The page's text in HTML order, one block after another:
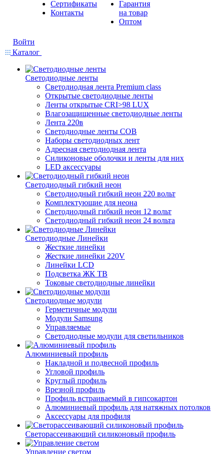
Сертификаты
Контакты
Гарантия
на товар
Оптом
Войти
Каталог
Светодиодные ленты
Светодиодная лента Premium class
Открытые светодиодные ленты
Ленты открытые CRI>98 LUX
Влагозащищенные светодиодные ленты
Лента 220в
Светодиодные ленты COB
Наборы светодиодных лент
Адресная светодиодная лента
Силиконовые оболочки и ленты для них
LED аксессуары
Светодиодный гибкий неон
Светодиодный гибкий неон 220 вольт
Комплектующие для неона
Светодиодный гибкий неон 12 вольт
Светодиодный гибкий неон 24 вольта
Светодиодные Линейки
Жесткие линейки
Жесткие линейки 220V
Линейки LCD
Подсветка ЖК ТВ
Токовые светодиодные линейки
Светодиодные модули
Герметичные модули
Модули Samsung
Управляемые
Светодиодные модули для светильников
Алюминиевый профиль
Накладной и подвесной профиль
Угловой профиль
Круглый профиль
Врезной профиль
Профиль встраиваемый в гипсокартон
Алюминиевый профиль для натяжных потолков
Аксессуары для профиля
Светорассеивающий силиконовый профиль
Управление светом